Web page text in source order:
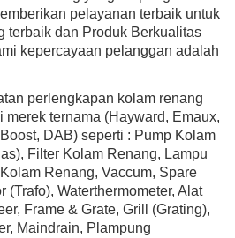
pelayanan terbaik untuk
terbaik dan Produk Berkualitas
kepercayaan pelanggan adalah
perlengkapan kolam renang
merek ternama (Hayward, Emaux,
DAB) seperti : Pump Kolam
Filter Kolam Renang, Lampu
Renang, Vaccum, Spare
(Trafo), Waterthermometer, Alat
Frame & Grate, Grill (Grating),
Maindrain, Plampung